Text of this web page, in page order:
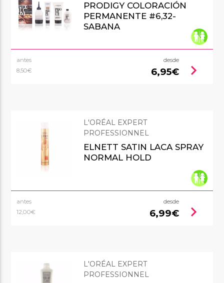
PRODIGY COLORACIÓN
PERMANENTE #6,32-
SABANA
antes
8,50€
desde
6,95€ chevron_right
L'ORÉAL EXPERT
PROFESSIONNEL
ELNETT SATIN LACA SPRAY
NORMAL HOLD
antes
12,00€
desde
6,99€ chevron_right
L'ORÉAL EXPERT
PROFESSIONNEL